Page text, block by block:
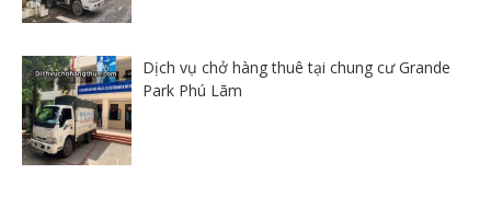
Dịch vụ chở hàng thuê tại chung cư Grande
Park Phú Lãm